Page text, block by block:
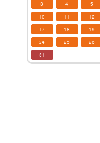
3
4 5
10
11 12
17
18 19
24
25 26
31